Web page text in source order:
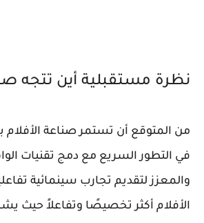
نظرة مستقبلية أين تتجه
من المتوقع أن تستمر صناعة الأفلام
في التطور السريع مع دمج تقنيات
والمعزز لتقديم تجارب سينمائية
الأفلام أكثر تخصيصًا وتفاعلاً حيث